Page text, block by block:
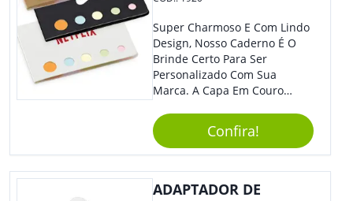
Super Charmoso E Com Lindo
Design, Nosso Caderno É O
Brinde Certo Para Ser
Personalizado Com Sua
Marca. A Capa Em Couro
Elástico Permite Maior
Segurança Ao Carregá-Lo.
Ofereça A Seus Clientes E
Colaboradores, Sem Dúvidas
Eles Irão Adorar.
Confira!
ADAPTADOR DE